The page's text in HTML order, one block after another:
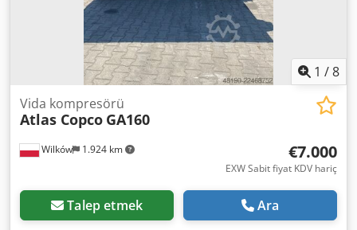
1 /8
Wilków 1.924 km
Vida kompresörü
Atlas Copco GA160
€7.000
EXW Sabit fiyat KDV hariç
Talep etmek Ara